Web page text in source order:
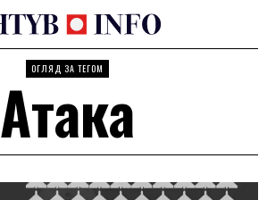
ОГЛЯД ЗА ТЕГОМ
Атака